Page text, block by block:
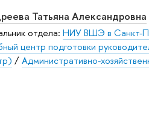
Татьяна Александровна
отдела: НИУ ВШЭ в Санкт-
центр подготовки
/Административно-